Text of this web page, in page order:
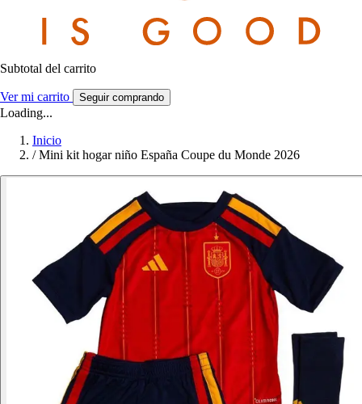
Subtotal del carrito
Ver mi carrito Seguir comprando
Loading...
Inicio
/ Mini kit hogar niño España Coupe du Monde 2026